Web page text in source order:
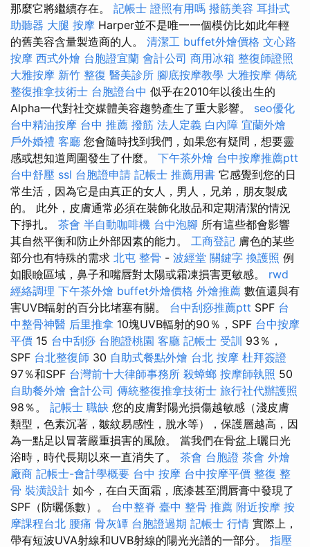
那麼它將繼續存在。 記帳士 證照有用嗎 撥筋美容 耳掛式
助聽器 大腿 按摩 Harper並不是唯一一個模仿比如此年輕
的舊美容含量製造商的人。 清潔工 buffet外燴價格 文心路
按摩 西式外燴 台胞證宜蘭 會計公司 商用冰箱 整復師證照
大雅按摩 新竹 整復 醫美診所 腳底按摩教學 大雅按摩 傳統
整復推拿技術士 台胞證台中 似乎在2010年以後出生的
Alpha一代對社交媒體美容趨勢產生了重大影響。 seo優化
台中精油按摩 台中 推薦 撥筋 法人定義 白內障 宜蘭外燴
戶外婚禮 客廳 您會隨時找到我們，如果您有疑問，想要靈
感或想知道周圍發生了什麼。 下午茶外燴 台中按摩推薦ptt
台中舒壓 ssl 台胞證申請 記帳士 推薦用書 它感覺到您的日
常生活，因為它是由真正的女人，男人，兄弟，朋友製成
的。 此外，皮膚通常必須在裝飾化妝品和定期清潔的情況
下掙扎。 茶會 半自動咖啡機 台中泡腳 所有這些都會影響
其自然平衡和防止外部因素的能力。 工商登記 膚色的某些
部分也有特殊的需求 北屯 整骨 - 波經堂 關鍵字 換護照 例
如眼瞼區域，鼻子和嘴唇對太陽或霜凍損害更敏感。 rwd
經絡調理 下午茶外燴 buffet外燴價格 外燴推薦 數值還與有
害UVB輻射的百分比堵塞有關。 台中刮痧推薦ptt SPF 台
中整骨神醫 后里推拿 10塊UVB輻射的90％，SPF 台中按摩
平價 15 台中刮痧 台胞證桃園 客廳 記帳士 受訓 93％，
SPF 台北整復師 30 自助式餐點外燴 台北 按摩 杜拜簽證
97％和SPF 台灣前十大律師事務所 殺蟑螂 按摩師執照 50
自助餐外燴 會計公司 傳統整復推拿技術士 旅行社代辦護照
98％。 記帳士 職缺 您的皮膚對陽光損傷越敏感（淺皮膚
類型，色素沉著，皺紋易感性，脫水等），保護層越高，因
為一點足以冒著嚴重損害的風險。 當我們在骨盆上曬日光
浴時，時代長期以來一直消失了。 茶會 台胞證 茶會 外燴
廠商 記帳士-會計學概要 台中 按摩 台中按摩平價 整復 整
骨 裝潢設計 如今，在白天面霜，底漆甚至潤唇膏中發現了
SPF（防曬係數）。 台中整脊 臺中 整骨 推薦 附近按摩 按
摩課程台北 腰痛 骨灰罈 台胞證過期 記帳士 行情 實際上，
帶有短波UVA射線和UVB射線的陽光光譜的一部分。 指壓